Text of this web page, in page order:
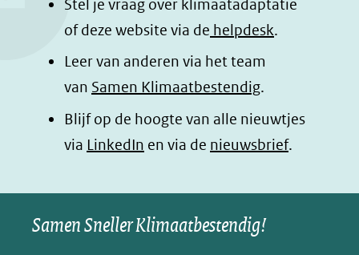
Stel je vraag over klimaatadaptatie
of deze website via de helpdesk.
Leer van anderen via het team
van Samen Klimaatbestendig.
Blijf op de hoogte van alle nieuwtjes
via LinkedIn (opent
nieuw
venster)
en via de nieuwsbrief.
Samen Sneller Klimaatbestendig!